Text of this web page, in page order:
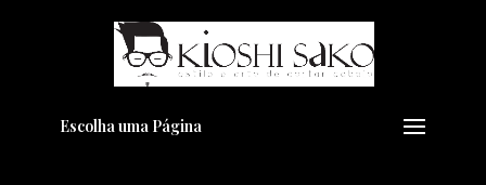
Escolha uma Página
Pensando em transformar seu
Visual??